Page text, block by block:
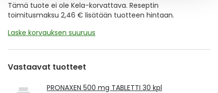
Tämä tuote ei ole Kela-korvattava. Reseptin
toimitusmaksu 2,46 € lisätään tuotteen hintaan.
Laske korvauksen suuruus
Vastaavat tuotteet
PRONAXEN 500 mg TABLETTI 30 kpl